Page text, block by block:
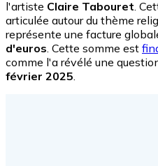
l'artiste Claire Tabouret .
articulée autour du thème
représente une facture
d'euros . Cette somme est
comme l'a révélé une
février 2025